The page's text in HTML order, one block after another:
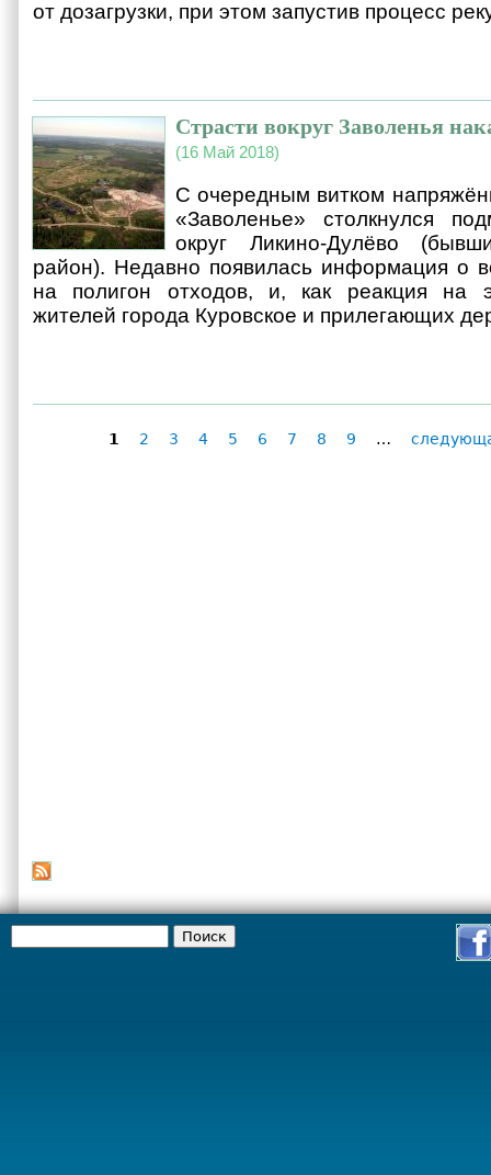
от дозагрузки, при этом запустив процесс
Страсти вокруг Заволенья
(16 Май 2018)
С очередным витком
«Заволенье» столкнулся
округ Ликино-Дулёво
район). Недавно появилась информация о
на полигон отходов, и, как реакция на
жителей города Куровское и прилегающих
Страницы
1 2 3 4 5 6 7 8 9 …